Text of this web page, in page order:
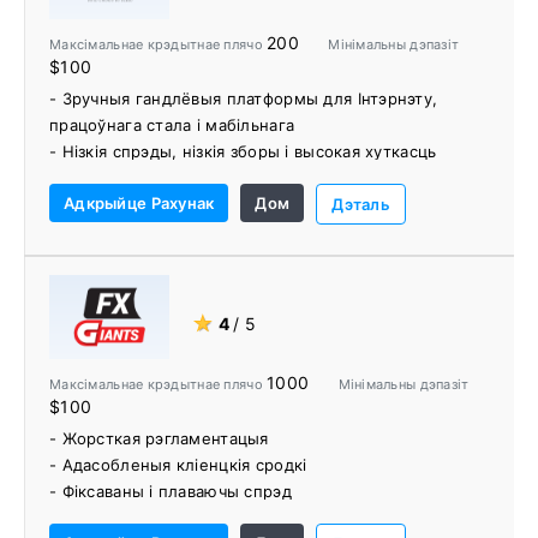
Максімальнае крэдытнае плячо 200 Мінімальны дэпазіт
$100
- Зручныя гандлёвыя платформы для Інтэрнэту,
працоўнага стала і мабільнага
- Нізкія спрэды, нізкія зборы і высокая хуткасць
- Хэджаванне, скальпаванне і эксперты (EA)
- Добры выбар хуткіх і простых варыянтаў
фінансавання
- Акаўнты без камісіі
- Сетка электроннай сувязі (ECN)
- Праграма Pips+ для зніжанай камісіі і скідак
- Без гарантыі дэбетавага балансу
- Бясплатны VPS
Адкрыйце Рахунак Дом Дэталь
★ 4 / 5
Максімальнае крэдытнае плячо1000 Мінімальны дэпазіт
$100
- Жорсткая рэгламентацыя
- Адасобленыя кліенцкія сродкі
- Фіксаваны і плаваючы спрэд